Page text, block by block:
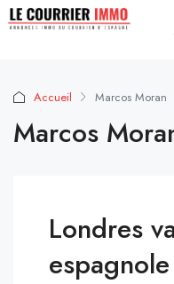
Accueil Marcos Moran
Marcos
Londres